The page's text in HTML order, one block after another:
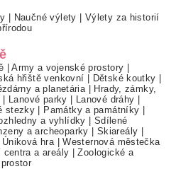
| Naučné výlety | Výlety za historií
|Army a vojenské prostory |
hřiště venkovní | Dětské koutky |
a planetária | Hrady, zámky,
| Lanové parky | Lanové dráhy |
stezky | Památky a památníky |
a vyhlídky | Sdílené
a archeoparky | Skiareály |
Úniková hra |Westernová městečka
centra a areály |Zoologické a